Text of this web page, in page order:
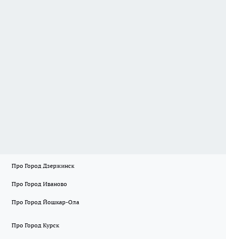
Про Город Дзержинск
Про Город Иваново
Про Город Йошкар-Ола
Про Город Курск